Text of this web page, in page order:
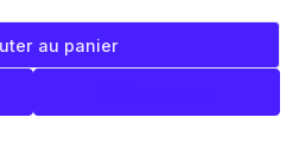
au panier